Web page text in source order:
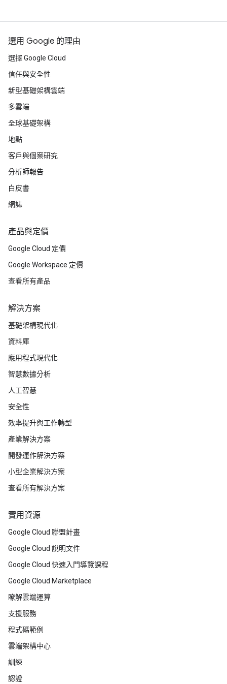
選用 Google 的理由
選擇 Google Cloud
信任與安全性
新型基礎架構雲端
多雲端
全球基礎架構
地點
客戶與個案研究
分析師報告
白皮書
網誌
產品與定價
Google Cloud 定價
Google Workspace 定價
查看所有產品
解決方案
基礎架構現代化
資料庫
應用程式現代化
智慧數據分析
人工智慧
安全性
效率提升與工作轉型
產業解決方案
開發運作解決方案
小型企業解決方案
查看所有解決方案
實用資源
Google Cloud 聯盟計畫
Google Cloud 說明文件
Google Cloud 快速入門導覽課程
Google Cloud Marketplace
瞭解雲端運算
支援服務
程式碼範例
雲端架構中心
訓練
認證